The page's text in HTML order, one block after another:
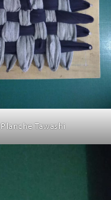
Planche Tawashi